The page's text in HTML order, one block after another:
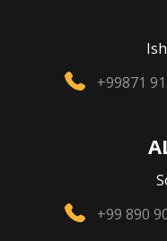
+99871
+99 890